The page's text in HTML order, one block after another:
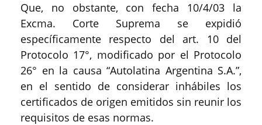
Que, no obstante, con fecha 10/4/03 la
Excma. Corte Suprema se expidió
específicamente respecto del art. 10 del
Protocolo 17°, modificado por el Protocolo
26° en la causa “Autolatina Argentina S.A.”,
en el sentido de considerar inhábiles los
certificados de origen emitidos sin reunir los
requisitos de esas normas.